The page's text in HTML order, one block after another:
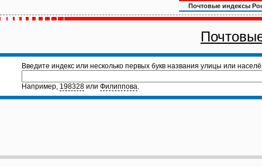
Почтовые индексы
Введите индекс или несколько первых букв названия улицы или
Например, 198328 или Филиппова.